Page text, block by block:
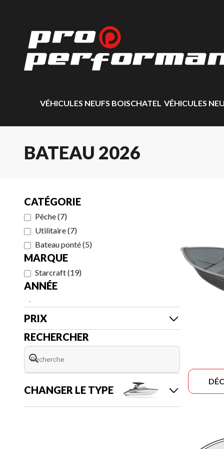
VÉHICULES NEUFS BOISCHATEL VÉHICULES
BATEAU 2026
CATÉGORIE
Pêche(7)
Utilitaire(7)
Bateau ponté(5)
MARQUE
Starcraft(19)
ANNÉE
-
PRIX
RECHERCHER
CHANGER LE TYPE